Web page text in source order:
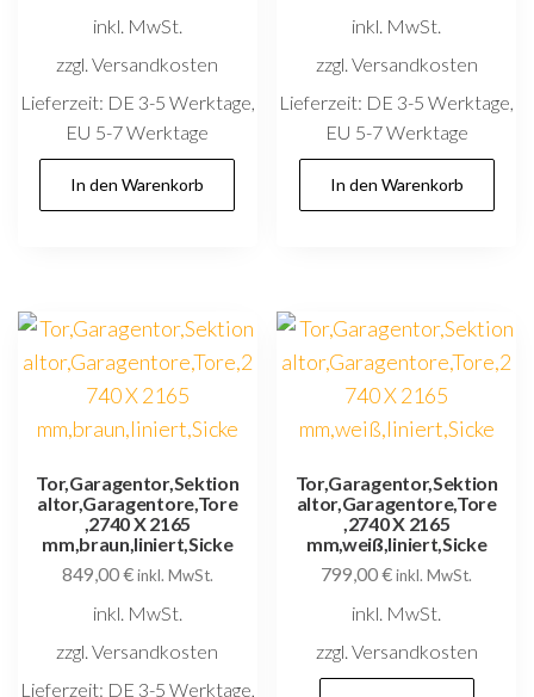
inkl. MwSt.
zzgl. Versandkosten
Lieferzeit: DE 3-5 Werktage,
EU 5-7 Werktage
In den Warenkorb
inkl. MwSt.
zzgl. Versandkosten
Lieferzeit: DE 3-5 Werktage,
EU 5-7 Werktage
In den Warenkorb
Tor,Garagentor,Sektion
altor,Garagentore,Tore
,2740 X 2165
mm,braun,liniert,Sicke
849,00€inkl. MwSt.
inkl. MwSt.
zzgl. Versandkosten
Lieferzeit: DE 3-5 Werktage,
Tor,Garagentor,Sektion
altor,Garagentore,Tore
,2740 X 2165
mm,weiß,liniert,Sicke
799,00€inkl. MwSt.
inkl. MwSt.
zzgl. Versandkosten